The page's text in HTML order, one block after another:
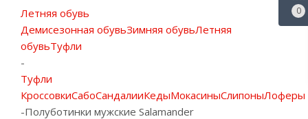
Летняя обувь
Демисезонная обувьЗимняя обувьЛетняя
обувьТуфли
-
Туфли
КроссовкиСабоСандалииКедыМокасиныСлипоныЛоферы
-Полуботинки мужские Salamander
0